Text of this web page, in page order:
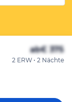
ab€ 375
2 ERW • 2 Nächte